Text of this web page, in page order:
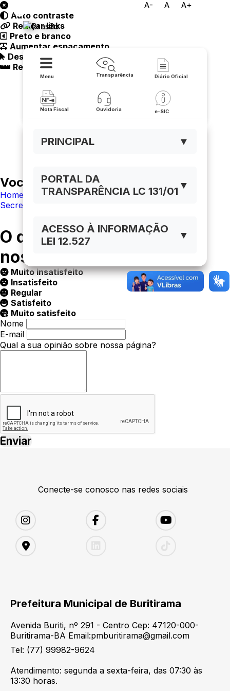
A- A A+
Menu Transparência Diário Oficial
Nota Fiscal Ouvidoria e-SIC
PRINCIPAL ▼
PORTAL DA
TRANSPARÊNCIA LC 131/01 ▼
ACESSO À INFORMAÇÃO
LEI 12.527
▼
Auto contraste
Realçar links
Preto e branco
Aumentar espaçamento
Destacando cursor
Regua guia
Você está navegando em:
Home
Secretarias
O que você achou da
nossa página ?
Muito insatisfeito
Insatisfeito
Regular
Satisfeito
Muito satisfeito
Nome
E-mail
Qual a sua opinião sobre nossa página?
Conecte-se conosco nas redes sociais
Prefeitura Municipal de Buritirama
Avenida Buriti, nº 291 - Centro Cep: 47120-000-
Buritirama-BA Email:pmburitirama@gmail.com
Tel: (77) 99982-9624
Atendimento: segunda a sexta-feira, das 07:30 às
13:30 horas.